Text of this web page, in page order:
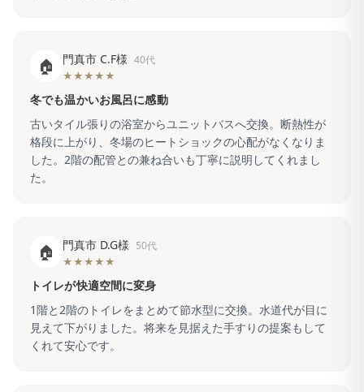
🏠 門真市 C.F様 40代
★★★★★
冬でも温かいお風呂に感動
古いタイル張りの浴室からユニットバスへ交換。断熱性が
格段に上がり、冬場のヒートショックの心配がなくなりま
した。2階の配管との兼ね合いも丁寧に説明してくれまし
た。
🏠 門真市 D.G様 50代
★★★★★
トイレが快適空間に変身
1階と2階のトイレをまとめて節水型に交換。水道代が目に
見えて下がりました。将来を見据えた手すりの提案もして
くれて安心です。